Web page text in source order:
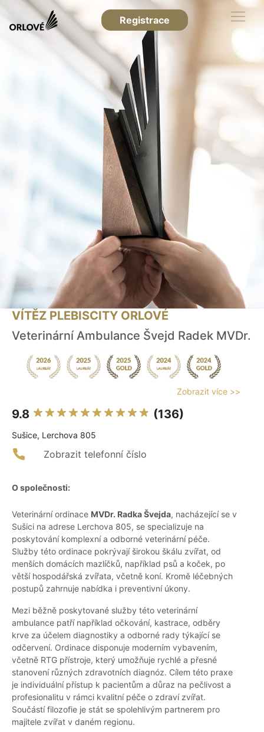
Registrace
VÍTĚZ PLEBISCITY ORLOVÉ
Veterinární Ambulance Švejd Radek MVDr.
Zobrazit více >>
9.8 (136)
Sušice, Lerchova 805
Zobrazit telefonní číslo
O společnosti:
Veterinární ordinace MVDr. Radka Švejda, nacházející se v
Sušici na adrese Lerchova 805, se specializuje na
poskytování komplexní a odborné veterinární péče.
Služby této ordinace pokrývají širokou škálu zvířat, od
menších domácích mazlíčků, například psů a koček, po
větší hospodářská zvířata, včetně koní. Kromě léčebných
postupů zahrnuje nabídka i preventivní úkony.
Mezi běžně poskytované služby této veterinární
ambulance patří například očkování, kastrace, odběry
krve za účelem diagnostiky a odborné rady týkající se
odčervení. Ordinace disponuje moderním vybavením,
včetně RTG přístroje, který umožňuje rychlé a přesné
stanovení různých zdravotních diagnóz. Cílem této praxe
je individuální přístup k pacientům a důraz na pečlivost a
profesionalitu v rámci kvalitní péče o zdraví zvířat.
Součástí filozofie je stát se spolehlivým partnerem pro
majitele zvířat v daném regionu.